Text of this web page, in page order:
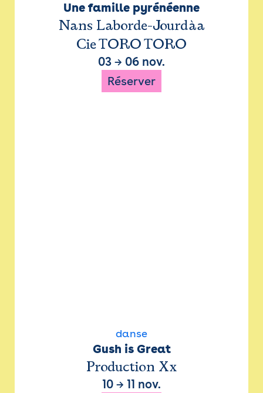
Une famille pyrénéenne
Nans Laborde-Jourdàa
Cie TORO TORO
03 → 06 nov.
Réserver
danse
Gush is Great
Production Xx
10 → 11 nov.